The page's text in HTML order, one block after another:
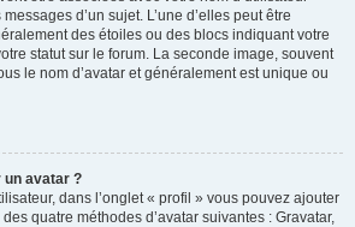
d’un sujet. L’une d’elles peut être
des étoiles ou des blocs indiquant votre
statut sur le forum. La seconde image, souvent
le nom d’avatar et généralement est unique ou
un avatar ?
dans l’onglet « profil » vous pouvez ajouter
quatre méthodes d’avatar suivantes : Gravatar,